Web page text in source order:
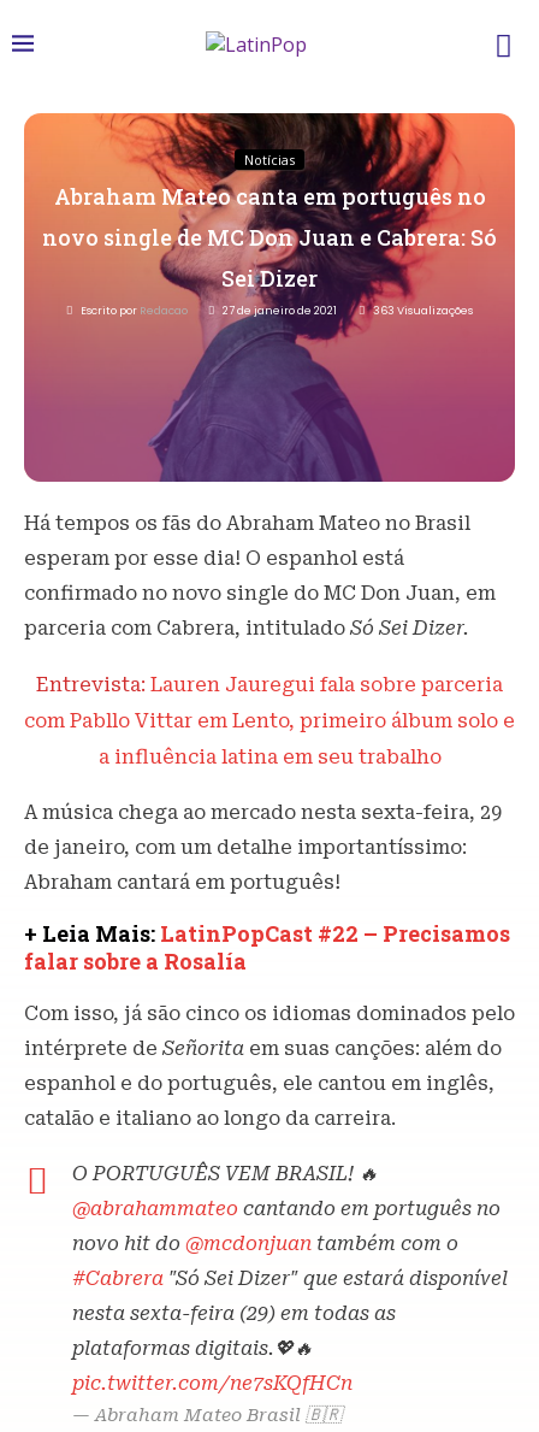
Notícias
Abraham Mateo canta em português no
novo single de MC Don Juan e Cabrera: Só
Sei Dizer
Escrito por Redacao 27 de janeiro de 2021 363 Visualizações
Há tempos os fãs do Abraham Mateo no Brasil
esperam por esse dia! O espanhol está
confirmado no novo single do MC Don Juan, em
parceria com Cabrera, intitulado Só Sei Dizer.
Entrevista: Lauren Jauregui fala sobre parceria
com Pabllo Vittar em Lento, primeiro álbum solo e
a influência latina em seu trabalho
A música chega ao mercado nesta sexta-feira, 29
de janeiro, com um detalhe importantíssimo:
Abraham cantará em português!
+ Leia Mais: LatinPopCast #22 – Precisamos
falar sobre a Rosalía
Com isso, já são cinco os idiomas dominados pelo
intérprete de Señorita em suas canções: além do
espanhol e do português, ele cantou em inglês,
catalão e italiano ao longo da carreira.
O PORTUGUÊS VEM BRASIL! 🔥
@abrahammateo cantando em português no
novo hit do @mcdonjuan também com o
#Cabrera "Só Sei Dizer" que estará disponível
nesta sexta-feira (29) em todas as
plataformas digitais.💖🔥
pic.twitter.com/ne7sKQfHCn
— Abraham Mateo Brasil 🇧🇷